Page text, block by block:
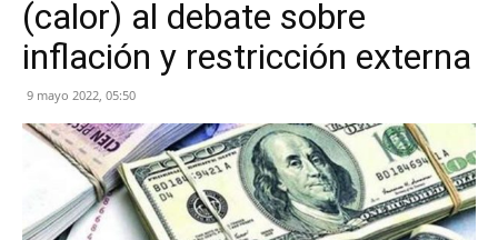
(calor) al debate sobre
inflación y restricción externa
9 mayo 2022, 05:50